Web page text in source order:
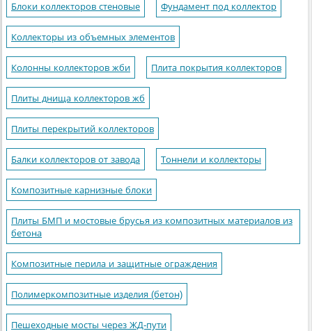
Блоки коллекторов стеновые Фундамент под коллектор
Коллекторы из объемных элементов
Колонны коллекторов жби Плита покрытия коллекторов
Плиты днища коллекторов жб
Плиты перекрытий коллекторов
Балки коллекторов от завода Тоннели и коллекторы
Композитные карнизные блоки
Плиты БМП и мостовые брусья из композитных материалов из
бетона
Композитные перила и защитные ограждения
Полимеркомпозитные изделия (бетон)
Пешеходные мосты через ЖД-пути